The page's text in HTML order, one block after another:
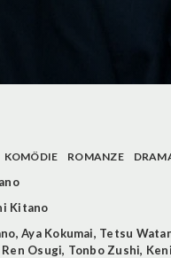
KOMÖDIE ROMANZE
Kitano
,Aya Kokumai, Tetsu
Ren Osugi, Tonbo Zushi,